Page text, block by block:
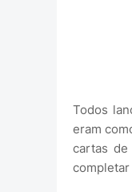
Todos
eram
cartas de
completar